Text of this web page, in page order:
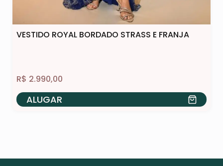
VESTIDO ROYAL BORDADO STRASS E FRANJA
R$ 2.990,00
ALUGAR